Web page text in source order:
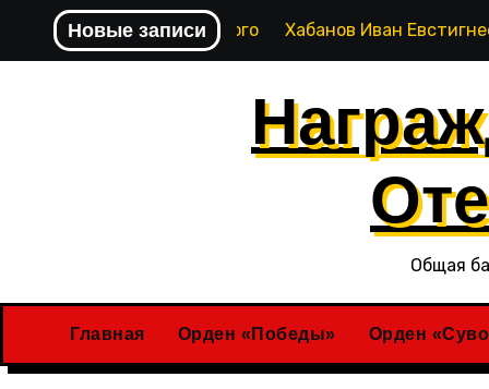
Перейти
Новые записи
Степана Янковского Хабанов Иван Евстигнеевич
Общая
Главная Орден «Победы» Орден